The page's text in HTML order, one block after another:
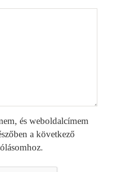
és weboldalcímem
a következő